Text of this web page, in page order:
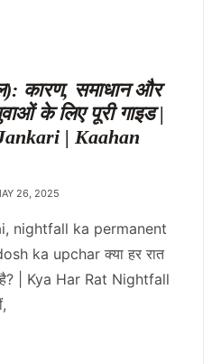
कारण, समाधान और
के लिए पूरी गाइड |
| Kaahan
26, 2025
nightfall ka permanent
ka upchar क्या हर रात
है? | Kya Har Rat Nightfall